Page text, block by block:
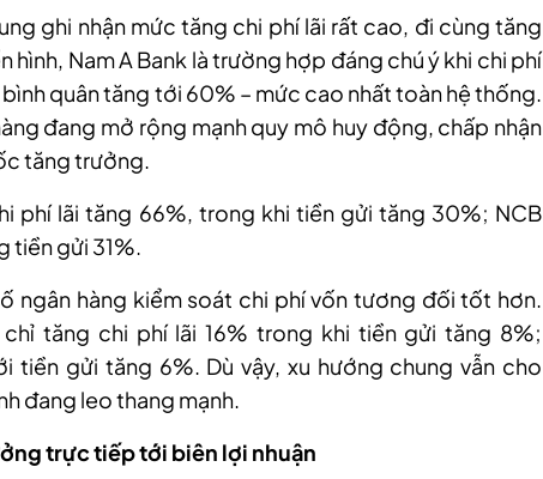
ghi nhận mức tăng chi phí lãi rất cao, đi cùng tăng
hình, Nam A Bank là trường hợp đáng chú ý khi chi phí
quân tăng tới 60% – mức cao nhất toàn hệ thống.
đang mở rộng mạnh quy mô huy động, chấp nhận
tăng trưởng.
phí lãi tăng 66%, trong khi tiền gửi tăng 30%; NCB
tiền gửi 31%.
ngân hàng kiểm soát chi phí vốn tương đối tốt hơn.
chỉ tăng chi phí lãi 16% trong khi tiền gửi tăng 8%;
tiền gửi tăng 6%. Dù vậy, xu hướng chung vẫn cho
đang leo thang mạnh.
trực tiếp tới biên lợi nhuận